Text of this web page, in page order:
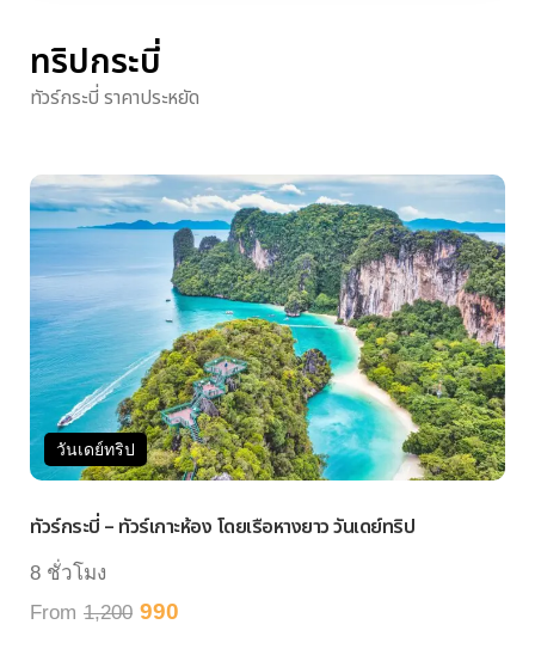
ทริปกระบี่
ทัวร์กระบี่ ราคาประหยัด
วันเดย์ทริป
ร์กระบี่ – ทัวร์เกาะห้อง โดยเรือหางยาว วันเดย์ทริป
ชั่วโมง
1,200 990